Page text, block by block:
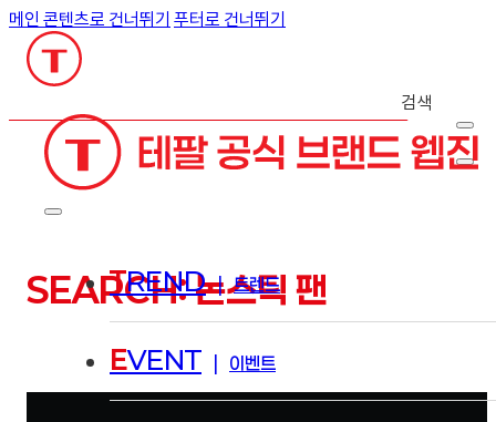
메인 콘텐츠로 건너뛰기 푸터로 건너뛰기
검색
TREND | 트렌드
EVENT 이벤트
SEARCH: 논스틱 팬